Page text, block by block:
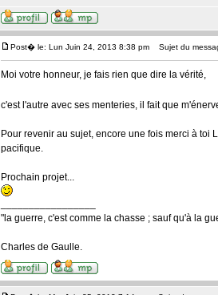
Post� le: Lun Juin 24, 2013 8:38 pm Sujet du
Moi votre honneur, je fais rien que dire la vérité,
c'est l'autre avec ses menteries, il fait que
Pour revenir au sujet, encore une fois merci à toi
pacifique.
Prochain projet...
"la guerre, c'est comme la chasse ; sauf qu'à la
Charles de Gaulle.